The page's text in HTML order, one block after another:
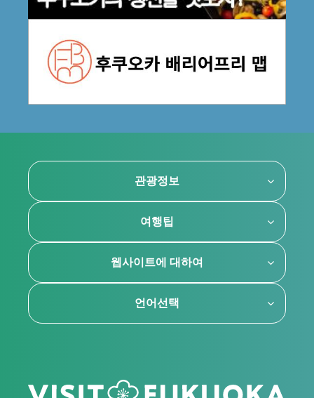
관광정보
여행팁
웹사이트에 대하여
언어선택